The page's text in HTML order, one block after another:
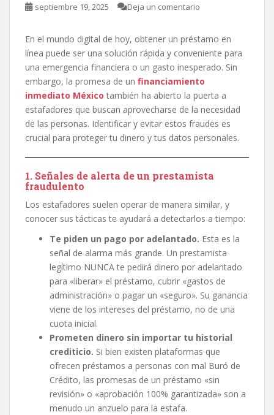
septiembre 19, 2025 Deja un comentario
En el mundo digital de hoy, obtener un préstamo en
línea puede ser una solución rápida y conveniente para
una emergencia financiera o un gasto inesperado. Sin
embargo, la promesa de un financiamiento
inmediato México también ha abierto la puerta a
estafadores que buscan aprovecharse de la necesidad
de las personas. Identificar y evitar estos fraudes es
crucial para proteger tu dinero y tus datos personales.
1. Señales de alerta de un prestamista
fraudulento
Los estafadores suelen operar de manera similar, y
conocer sus tácticas te ayudará a detectarlos a tiempo:
Te piden un pago por adelantado. Esta es la
señal de alarma más grande. Un prestamista
legítimo NUNCA te pedirá dinero por adelantado
para «liberar» el préstamo, cubrir «gastos de
administración» o pagar un «seguro». Su ganancia
viene de los intereses del préstamo, no de una
cuota inicial.
Prometen dinero sin importar tu historial
crediticio. Si bien existen plataformas que
ofrecen préstamos a personas con mal Buró de
Crédito, las promesas de un préstamo «sin
revisión» o «aprobación 100% garantizada» son a
menudo un anzuelo para la estafa.